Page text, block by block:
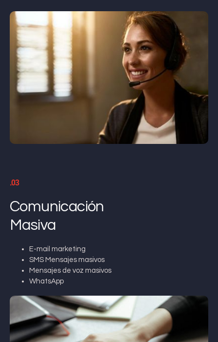
.03
Comunicación
Masiva
E-mail marketing
SMS Mensajes masivos
Mensajes de voz masivos
WhatsApp